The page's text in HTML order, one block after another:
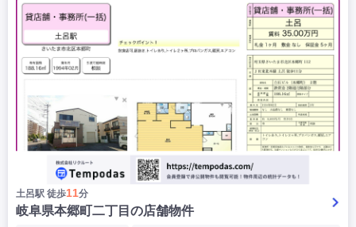
土呂駅 徒歩11分
岐阜県本郷町二丁目の店舗物件